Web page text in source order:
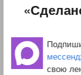
свою